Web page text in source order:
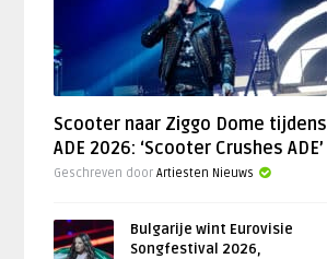
Scooter naar Ziggo Dome tijdens
ADE 2026: ‘Scooter Crushes ADE’
Geschreven doorArtiesten Nieuws
Bulgarije wint Eurovisie
Songfestival 2026,